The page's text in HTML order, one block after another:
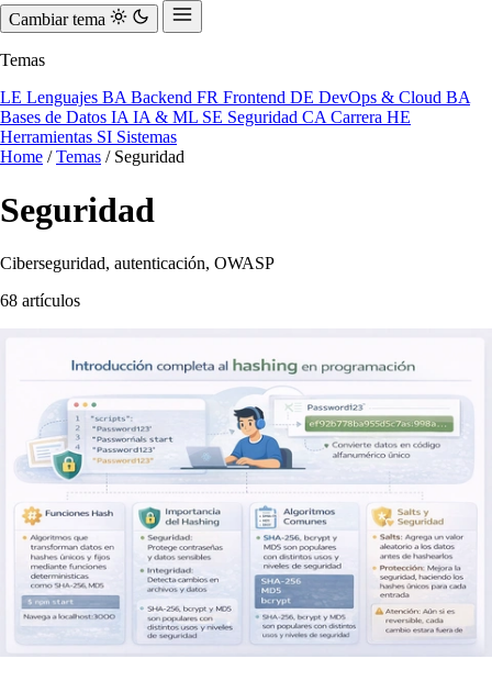
Cambiar tema
Temas
LE Lenguajes BA Backend FR Frontend DE DevOps & Cloud BA
Bases de Datos IA IA & ML SE Seguridad CA Carrera HE
Herramientas SI Sistemas
Home / Temas / Seguridad
Seguridad
Ciberseguridad, autenticación, OWASP
68 artículos